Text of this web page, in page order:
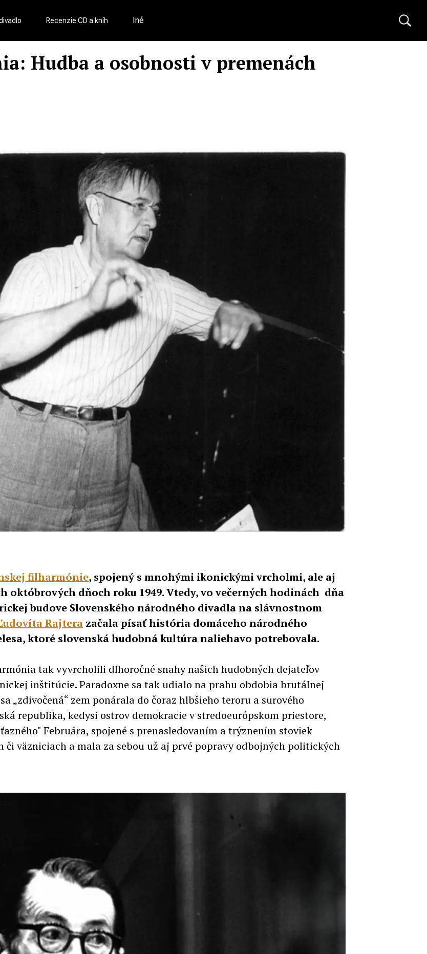
Recenzie CD a kníh Iné
Hudba a osobnosti v premenách
filharmónie, spojený s mnohými ikonickými vrcholmi, ale aj
októbrových dňoch roku 1949. Vtedy, vo večerných hodinách dňa
budove Slovenského národného divadla na slávnostnom
Rajtera začala písať história domáceho národného
ktoré slovenská hudobná kultúra naliehavo potrebovala.
tak vyvrcholili dlhoročné snahy našich hudobných dejateľov
inštitúcie. Paradoxne sa tak udialo na prahu obdobia brutálnej
„zdivočená“ zem ponárala do čoraz hlbšieho teroru a surového
republika, kedysi ostrov demokracie v stredoeurópskom priestore,
Februára, spojené s prenasledovaním a trýznením stoviek
či väzniciach a mala za sebou už aj prvé popravy odbojných politických